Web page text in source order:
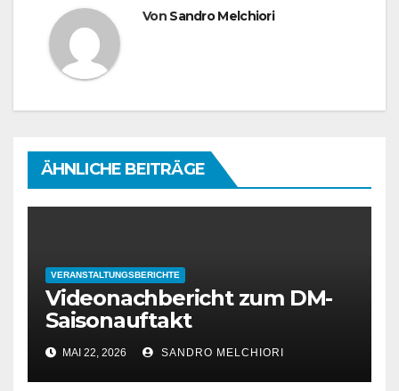
Von Sandro Melchiori
ÄHNLICHE BEITRÄGE
VERANSTALTUNGSBERICHTE
Videonachbericht zum DM-
Saisonauftakt
MAI 22, 2026 SANDRO MELCHIORI